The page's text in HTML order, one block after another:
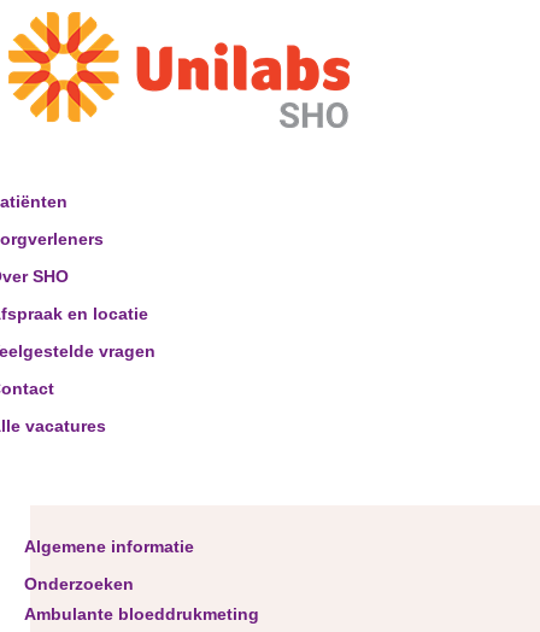
SHO
en locatie
vragen
vacatures
Algemene informatie
Onderzoeken
Ambulante bloeddrukmeting